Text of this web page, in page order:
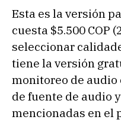
Esta es la versión
cuesta $5.500 COP
seleccionar
tiene la versión
monitoreo de audio
de fuente de audio
mencionadas en el